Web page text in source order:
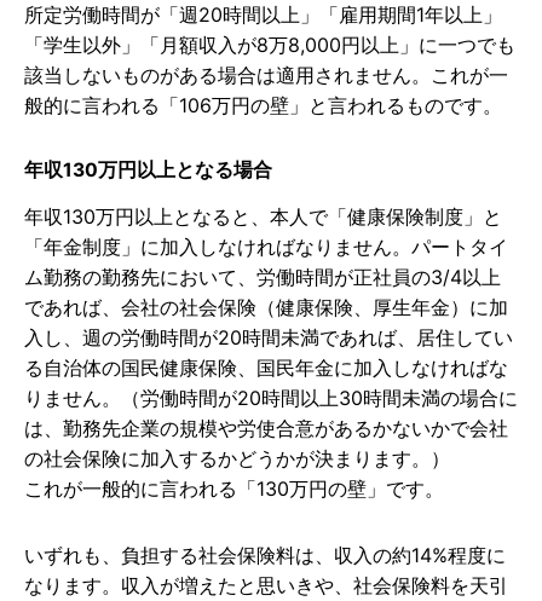
所定労働時間が「週20時間以上」「雇用期間1年以上」
「学生以外」「月額収入が8万8,000円以上」に一つでも
該当しないものがある場合は適用されません。これが一
般的に言われる「106万円の壁」と言われるものです。
年収130万円以上となる場合
年収130万円以上となると、本人で「健康保険制度」と
「年金制度」に加入しなければなりません。パートタイ
ム勤務の勤務先において、労働時間が正社員の3/4以上
であれば、会社の社会保険（健康保険、厚生年金）に加
入し、週の労働時間が20時間未満であれば、居住してい
る自治体の国民健康保険、国民年金に加入しなければな
りません。（労働時間が20時間以上30時間未満の場合に
は、勤務先企業の規模や労使合意があるかないかで会社
の社会保険に加入するかどうかが決まります。）
これが一般的に言われる「130万円の壁」です。
いずれも、負担する社会保険料は、収入の約14%程度に
なります。収入が増えたと思いきや、社会保険料を天引